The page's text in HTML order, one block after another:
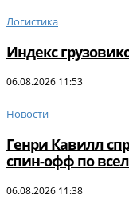
Логистика
Индекс
06.08.2026 11:53
Новости
Генри Кавилл
спин-офф по
06.08.2026 11:38